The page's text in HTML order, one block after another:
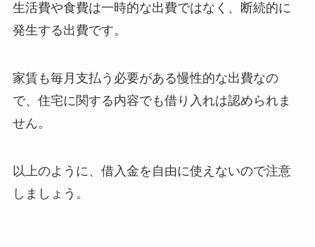
生活費や食費は一時的な出費ではなく、断続的に
発生する出費です。
家賃も毎月支払う必要がある慢性的な出費なの
で、住宅に関する内容でも借り入れは認められま
せん。
以上のように、借入金を自由に使えないので注意
しましょう。